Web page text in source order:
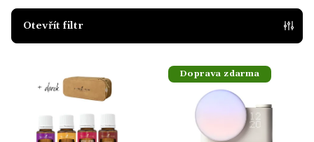
r
Otevřít filtr
Doprava zdarma